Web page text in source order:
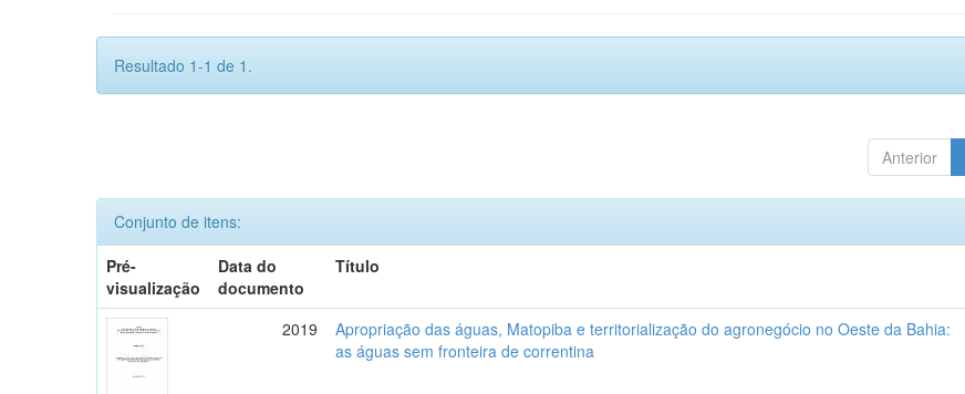
Resultado 1-1 de 1.
Anterior
Conjunto de itens:
Pré-
visualização
Data do
documento
Título
2019
Apropriação das águas, Matopiba e territorialização do agronegócio no Oeste da Bahia:
as águas sem fronteira de correntina